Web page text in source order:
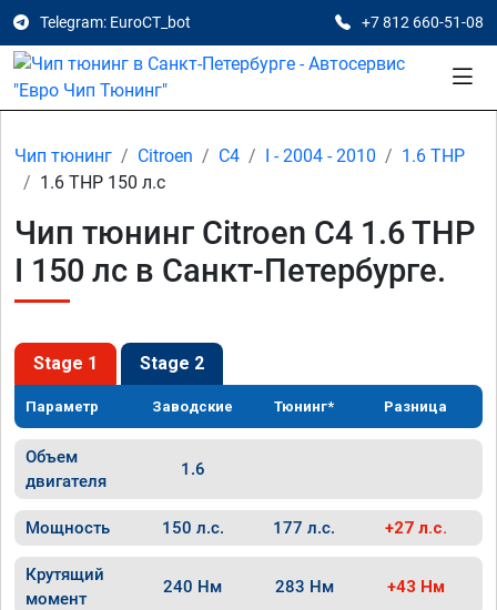
Telegram: EuroCT_bot +7 812 660-51-08
Чип тюнинг Citroen C4 I - 2004 - 2010
1.6 THP
1.6 THP 150 л.с
Чип тюнинг Citroen C4 1.6 THP
I 150 лс в Санкт-Петербурге.
Stage 1 Stage 2
Параметр Заводские Тюнинг* Разница
Объем
двигателя
1.6
Мощность 150 л.с. 177 л.с. +27 л.с.
Крутящий
момент
240 Нм 283 Нм +43 Нм